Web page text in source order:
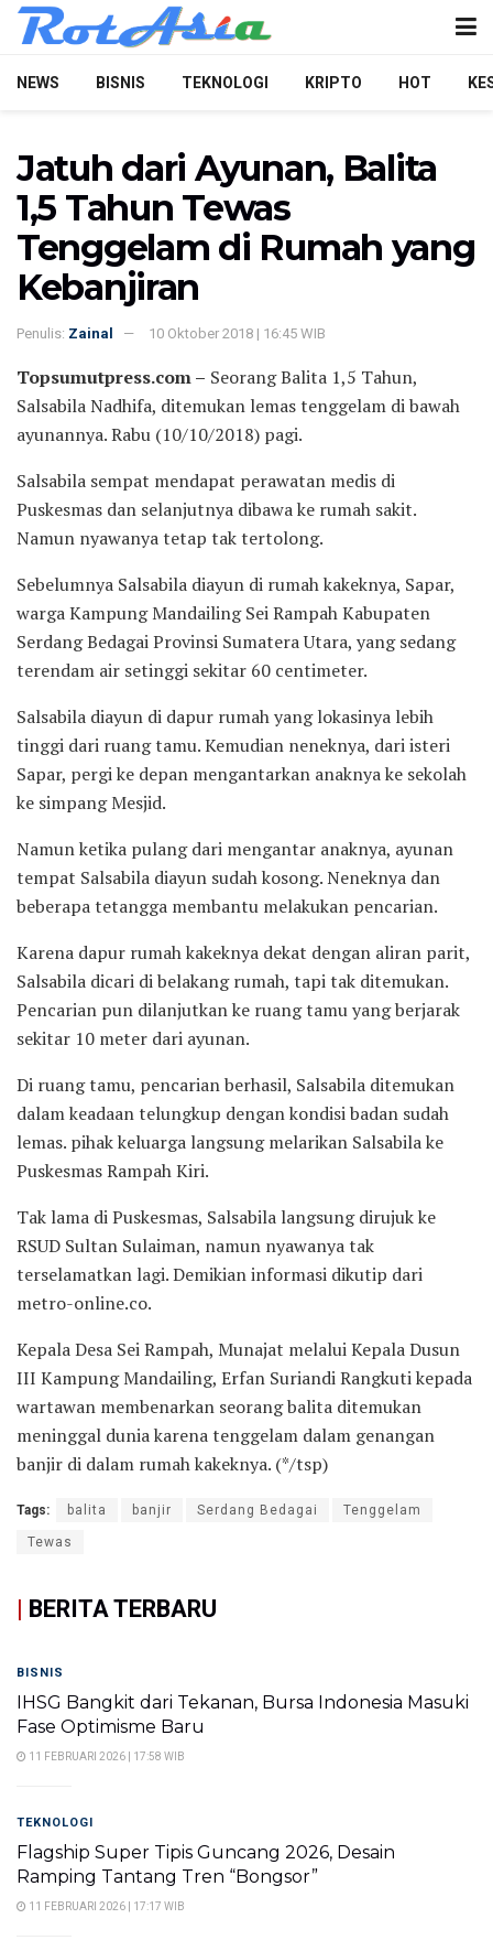
NEWS BISNIS TEKNOLOGI KRIPTO HOT
Jatuh dari Ayunan, Balita
1,5 Tahun Tewas
Tenggelam di Rumah yang
Kebanjiran
Penulis: Zainal 10 Oktober 2018 | 16:45 WIB
Topsumutpress.com – Seorang Balita 1,5 Tahun,
Salsabila Nadhifa, ditemukan lemas tenggelam di bawah
ayunannya. Rabu (10/10/2018) pagi.
Salsabila sempat mendapat perawatan medis di
Puskesmas dan selanjutnya dibawa ke rumah sakit.
Namun nyawanya tetap tak tertolong.
Sebelumnya Salsabila diayun di rumah kakeknya, Sapar,
warga Kampung Mandailing Sei Rampah Kabupaten
Serdang Bedagai Provinsi Sumatera Utara, yang sedang
terendam air setinggi sekitar 60 centimeter.
Salsabila diayun di dapur rumah yang lokasinya lebih
tinggi dari ruang tamu. Kemudian neneknya, dari isteri
Sapar, pergi ke depan mengantarkan anaknya ke sekolah
ke simpang Mesjid.
Namun ketika pulang dari mengantar anaknya, ayunan
tempat Salsabila diayun sudah kosong. Neneknya dan
beberapa tetangga membantu melakukan pencarian.
Karena dapur rumah kakeknya dekat dengan aliran parit,
Salsabila dicari di belakang rumah, tapi tak ditemukan.
Pencarian pun dilanjutkan ke ruang tamu yang berjarak
sekitar 10 meter dari ayunan.
Di ruang tamu, pencarian berhasil, Salsabila ditemukan
dalam keadaan telungkup dengan kondisi badan sudah
lemas. pihak keluarga langsung melarikan Salsabila ke
Puskesmas Rampah Kiri.
Tak lama di Puskesmas, Salsabila langsung dirujuk ke
RSUD Sultan Sulaiman, namun nyawanya tak
terselamatkan lagi. Demikian informasi dikutip dari
metro-online.co.
Kepala Desa Sei Rampah, Munajat melalui Kepala Dusun
III Kampung Mandailing, Erfan Suriandi Rangkuti kepada
wartawan membenarkan seorang balita ditemukan
meninggal dunia karena tenggelam dalam genangan
banjir di dalam rumah kakeknya. (*/tsp)
Tags: balita banjir Serdang Bedagai Tenggelam
Tewas
| BERITA TERBARU
BISNIS
IHSG Bangkit dari Tekanan, Bursa Indonesia Masuki
Fase Optimisme Baru
11 FEBRUARI 2026 | 17:58 WIB
TEKNOLOGI
Flagship Super Tipis Guncang 2026, Desain
Ramping Tantang Tren “Bongsor”
11 FEBRUARI 2026 | 17:17 WIB